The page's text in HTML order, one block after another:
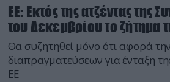
ΕΕ: Εκτός της ατζέντας της
του Δεκεμβρίου το ζήτημα
Θα συζητηθεί μόνο ότι αφορά
διαπραγματεύσεων για ένταξη
ΕΕ